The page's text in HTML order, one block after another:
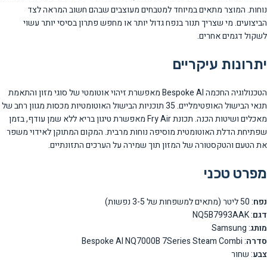
נוחות. המוצר מתאים במיוחד למטבחים מעוצבים שבהם חשוב המראה לצד
הביצועים. מי שצריך תנור בנפח גדול יותר או מחפש פתרון בסיסי יותר עשוי
לשקול דגמים אחרים.
יתרונות עיקריים
הטכנולוגיה החכמה Bespoke AI מאפשרת זיהוי אוטומטי של סוגי מזון והתאמת
תנאי הבישול האופטימליים. 35 תוכניות הבישול האוטומטיות מכסות מגוון רחב של
מאכלים ושיטות הכנה. תכונת Fry Air מאפשרת טיגון בריא ללא שמן עודף, בזמן
שפתיחת הדלת האוטומטית מוסיפה נוחות מרבית. המקום המתוקן לאידוי משפר
את הטעם והטקסטורה של המזון תוך שמירה על הערכים התזונתיים.
מפרט טכני
נפח: 50 ליטר (מתאים למשפחות של 3-5 נפשות)
דגם: NQ5B7993AAK
מותג: Samsung
סדרה: Bespoke AI NQ7000B 7Series Steam Combi
צבע: שחור